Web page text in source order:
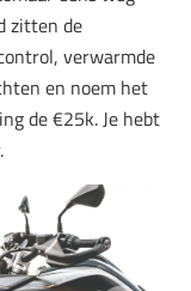
zitten de
verwarmde
en noem het
de €25k. Je hebt